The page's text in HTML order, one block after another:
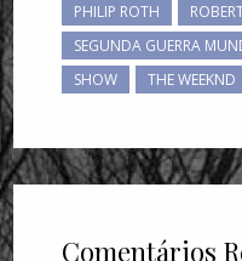
PHILIP ROTH
SEGUNDA GUERRA
SHOW
THE WEEKND
Comentários